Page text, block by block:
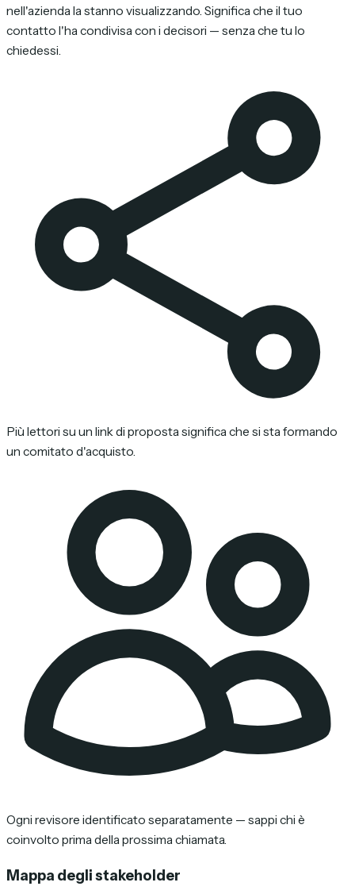
nell'azienda la stanno visualizzando. Significa che il tuo
contatto l'ha condivisa con i decisori — senza che tu lo
chiedessi.
Più lettori su un link di proposta significa che si sta formando
un comitato d'acquisto.
Ogni revisore identificato separatamente — sappi chi è
coinvolto prima della prossima chiamata.
Mappa degli stakeholder